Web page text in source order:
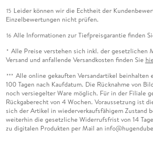
15 Leider können wir die Echtheit der
Einzelbewertungen nicht prüfen.
16 Alle Informationen zur Tiefpreisgarantie finden
* Alle Preise verstehen sich inkl. der gesetzlichen
Versand und anfallende Versandkosten finden Sie
*** Alle online gekauften Versandartikel
100 Tagen nach Kaufdatum. Die Rücknahme von
noch versiegelter Ware möglich. Für in der Filiale
Rückgaberecht von 4 Wochen. Voraussetzung ist
sich der Artikel in wiederverkaufsfähigem Zustand
weiterhin die gesetzliche Widerrufsfrist von 14
zu digitalen Produkten per Mail an